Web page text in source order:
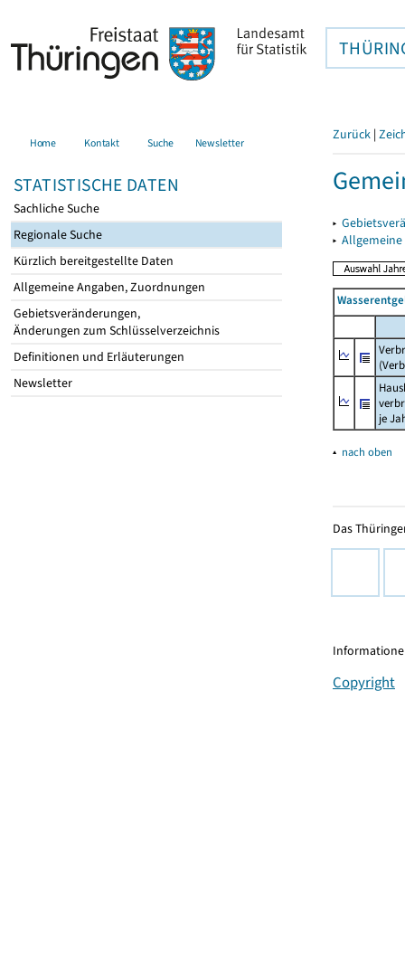
Home Kontakt Suche Newsletter
STATISTISCHE DATEN
Sachliche Suche
Regionale Suche
Kürzlich bereitgestellte Daten
Allgemeine Angaben, Zuordnungen
Gebietsveränderungen,
Änderungen zum Schlüsselverzeichnis
Definitionen und Erläuterungen
Newsletter
Zurück |
▸
▸
je
▴ nach oben
Das
Copyright